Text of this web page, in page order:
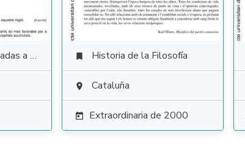
Sociales  Historia de la Filosofía
 Cataluña
 Extraordinaria de 2000